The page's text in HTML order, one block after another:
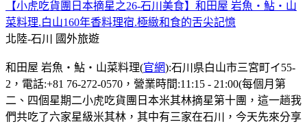
【小虎吃貨團日本摘星之26-石川美食】和田屋 岩魚・鮎・山
菜料理.白山160年香料理宿.極緻和食的舌尖記憶
北陸-石川
國外旅遊
和田屋 岩魚・鮎・山菜料理(官網):石川県白山市三宮町イ55-
2，電話:+81 76-272-0570，營業時間:11:15 - 21:00(每個月第
二、四個星期二小虎吃貨團日本米其林摘星第十團，這一趟我
們共吃了六家星級米其林，其中有三家在石川，今天先來分享